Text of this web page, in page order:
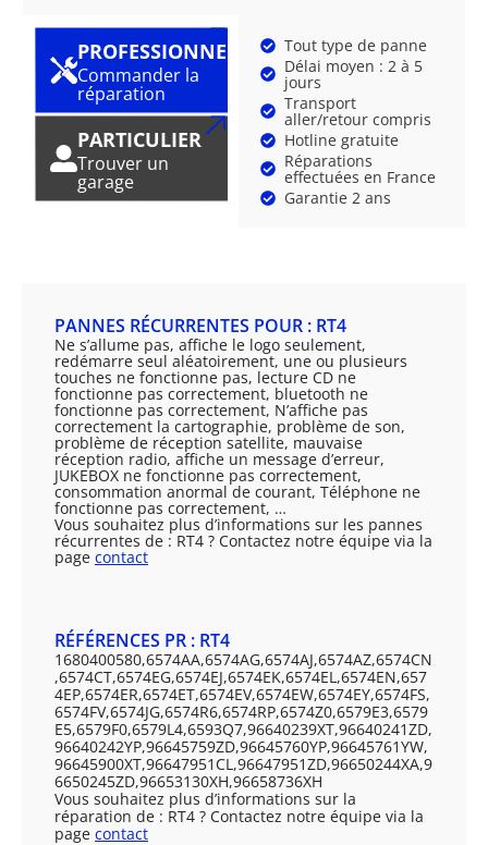
PROFESSIONNEL
Commander la
réparation
PARTICULIER
Trouver un
garage
Tout type de panne
Délai moyen : 2 à 5
jours
Transport
aller/retour compris
Hotline gratuite
Réparations
effectuées en France
Garantie 2 ans
PANNES RÉCURRENTES POUR : RT4
Ne s’allume pas, affiche le logo seulement,
redémarre seul aléatoirement, une ou plusieurs
touches ne fonctionne pas, lecture CD ne
fonctionne pas correctement, bluetooth ne
fonctionne pas correctement, N’affiche pas
correctement la cartographie, problème de son,
problème de réception satellite, mauvaise
réception radio, affiche un message d’erreur,
JUKEBOX ne fonctionne pas correctement,
consommation anormal de courant, Téléphone ne
fonctionne pas correctement, …
Vous souhaitez plus d’informations sur les pannes
récurrentes de : RT4 ? Contactez notre équipe via la
page contact
RÉFÉRENCES PR : RT4
1680400580,6574AA,6574AG,6574AJ,6574AZ,6574CN
,6574CT,6574EG,6574EJ,6574EK,6574EL,6574EN,657
4EP,6574ER,6574ET,6574EV,6574EW,6574EY,6574FS,
6574FV,6574JG,6574R6,6574RP,6574Z0,6579E3,6579
E5,6579F0,6579L4,6593Q7,96640239XT,96640241ZD,
96640242YP,96645759ZD,96645760YP,96645761YW,
96645900XT,96647951CL,96647951ZD,96650244XA,9
6650245ZD,96653130XH,96658736XH
Vous souhaitez plus d’informations sur la
réparation de : RT4 ? Contactez notre équipe via la
page contact